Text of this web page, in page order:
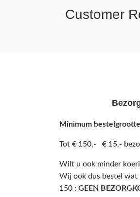
Customer
Minimum
Tot € 150,- € 15,-
Wilt u ook minder
Wij ook dus bestel wat
150 : GEEN